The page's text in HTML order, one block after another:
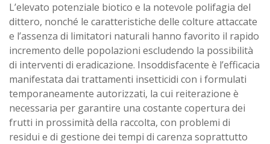
L’elevato potenziale biotico e la notevole polifagia del
dittero, nonché le caratteristiche delle colture attaccate
e l’assenza di limitatori naturali hanno favorito il rapido
incremento delle popolazioni escludendo la possibilità
di interventi di eradicazione. Insoddisfacente è l’efficacia
manifestata dai trattamenti insetticidi con i formulati
temporaneamente autorizzati, la cui reiterazione è
necessaria per garantire una costante copertura dei
frutti in prossimità della raccolta, con problemi di
residui e di gestione dei tempi di carenza soprattutto